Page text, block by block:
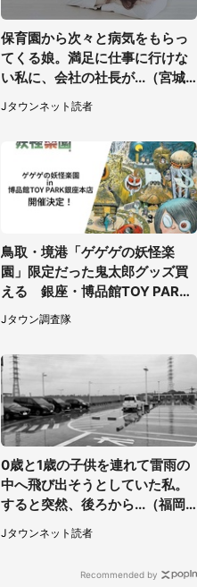
保育園から次々と病気をもらっ
てくる娘。満足に仕事に行けな
い私に、会社の社長が...（宮城
県・30代女性）
Jタウンネット読者
鳥取・境港「ゲゲゲの妖怪楽
園」限定だった鬼太郎グッズ買
える 銀座・博品館TOY PARK
へ急げ【8／8～31】
Jタウン調査隊
0歳と1歳の子供を連れて雷雨の
中へ飛び出そうとしていた私。
すると突然、後ろから...（福岡
県・30代女性）
Jタウンネット読者
Recommended by